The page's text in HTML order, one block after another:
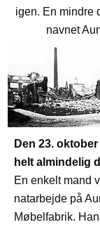
igen. En mindre
navnet
Den 23.
helt almindelig
En enkelt mand
natarbejde på
Møbelfabrik.